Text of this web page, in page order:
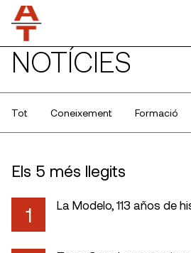
NOTÍCIES
Tot Coneixement Formació
Els 5 més llegits
1 La Modelo, 113 años de